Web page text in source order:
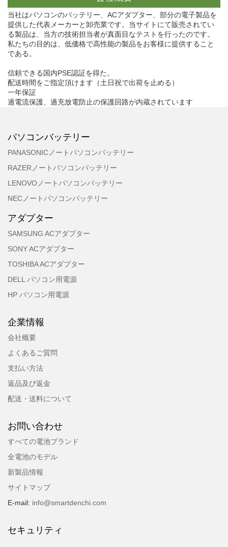
当社はパソコンのバッテリー、ACアダプター、部分の電子製品を
提供した代表メーカーと卸売業です。当サイトにて販売されてい
る製品は、当方の技術担当者が真面目なテストを行ったのです。
私たちの目的は、低価格で高性能の製品をお客様に提供すること
である。
信頼できる国内PSE認証を得た。
配送時間をご指定頂けます（土日祝で出荷を止める）
一年保証
過電流保護、過充放電防止の保護回路が内蔵されています
パソコンバッテリー
PANASONICノートパソコンバッテリー
RAZERノートパソコンバッテリー
LENOVOノートパソコンバッテリー
NECノートパソコンバッテリー
アダプター
SAMSUNG ACアダプター
SONY ACアダプター
TOSHIBA ACアダプター
DELL パソコン用電源
HP パソコン用電源
企業情報
会社概要
よくあるご質問
支払い方法
返品及び返金
配送・送料について
お問い合わせ
すべての電池ブランド
全電池のモデル
新製品情報
サイトマップ
E-mail: info@smartdenchi.com
セキュリティ